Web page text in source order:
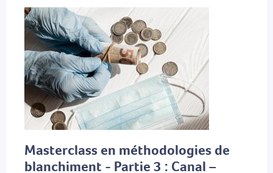
Masterclass en méthodologies de
blanchiment - Partie 3 : Canal –